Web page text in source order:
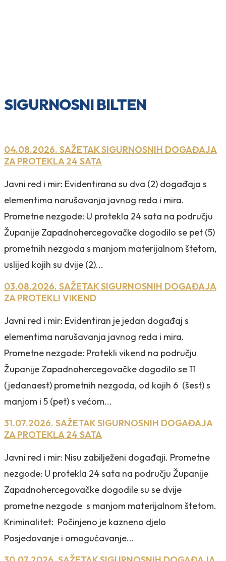
SIGURNOSNI BILTEN
04.08.2026. SAŽETAK SIGURNOSNIH DOGAĐAJA
ZA PROTEKLA 24 SATA
Javni red i mir: Evidentirana su dva (2) događaja s
elementima narušavanja javnog reda i mira.
Prometne nezgode: U protekla 24 sata na području
Županije Zapadnohercegovačke dogodilo se pet (5)
prometnih nezgoda s manjom materijalnom štetom,
uslijed kojih su dvije (2)...
03.08.2026. SAŽETAK SIGURNOSNIH DOGAĐAJA
ZA PROTEKLI VIKEND
Javni red i mir: Evidentiran je jedan događaj s
elementima narušavanja javnog reda i mira.
Prometne nezgode: Protekli vikend na području
Županije Zapadnohercegovačke dogodilo se 11
(jedanaest) prometnih nezgoda, od kojih 6 (šest) s
manjom i 5 (pet) s većom...
31.07.2026. SAŽETAK SIGURNOSNIH DOGAĐAJA
ZA PROTEKLA 24 SATA
Javni red i mir: Nisu zabilježeni događaji. Prometne
nezgode: U protekla 24 sata na području Županije
Zapadnohercegovačke dogodile su se dvije
prometne nezgode s manjom materijalnom štetom.
Kriminalitet: Počinjeno je kazneno djelo
Posjedovanje i omogućavanje...